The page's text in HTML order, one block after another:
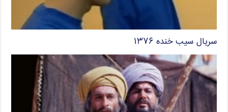
سریال سیب خنده ۱۳۷۶